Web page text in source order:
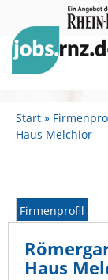
Start
Haus Melchior
Firmenprofil
Haus